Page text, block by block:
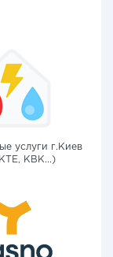
услуги г.Киев
КВК...)